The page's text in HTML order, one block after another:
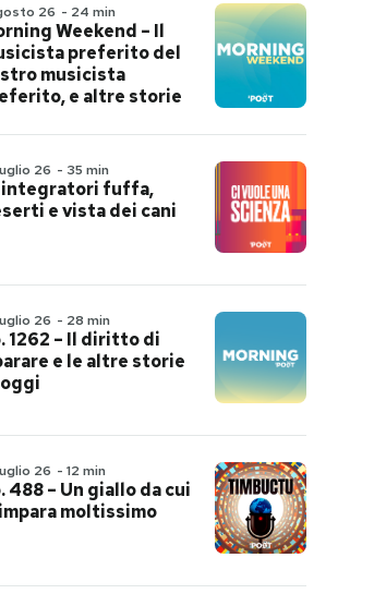
26 - 24 min
Weekend – Il
preferito del
musicista
e altre storie
26 - 35 min
integratori fuffa,
e vista dei cani
26 - 28 min
1262 – Il diritto di
e le altre storie
26 - 12 min
488 – Un giallo da cui
moltissimo